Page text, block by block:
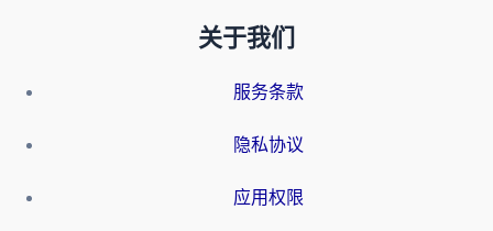
关于我们
服务条款
隐私协议
应用权限